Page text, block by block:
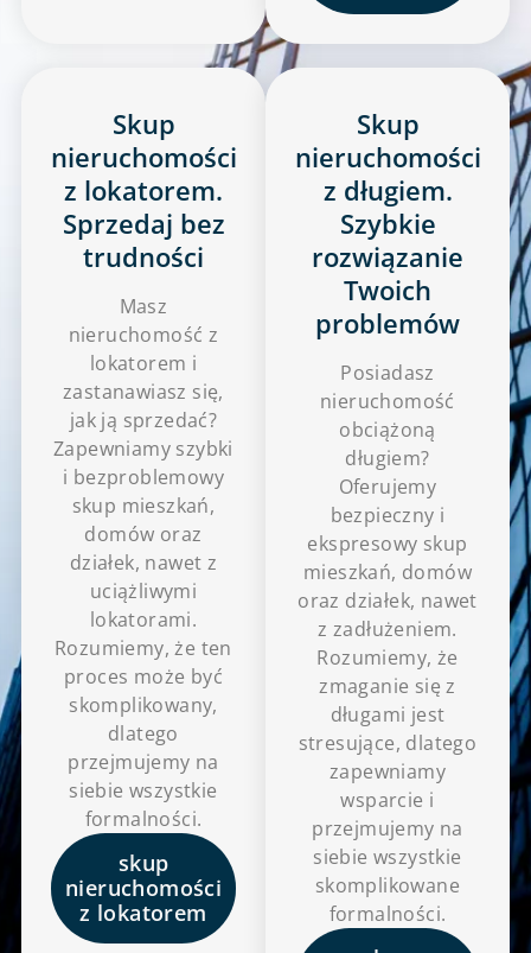
Skup
nieruchomości
z lokatorem.
Sprzedaj bez
trudności
Masz
nieruchomość z
lokatorem i
zastanawiasz się,
jak ją sprzedać?
Zapewniamy szybki
i bezproblemowy
skup mieszkań,
domów oraz
działek, nawet z
uciążliwymi
lokatorami.
Rozumiemy, że ten
proces może być
skomplikowany,
dlatego
przejmujemy na
siebie wszystkie
formalności.
skup
nieruchomości
z lokatorem
Skup
nieruchomości
z długiem.
Szybkie
rozwiązanie
Twoich
problemów
Posiadasz
nieruchomość
obciążoną
długiem?
Oferujemy
bezpieczny i
ekspresowy skup
mieszkań, domów
oraz działek, nawet
z zadłużeniem.
Rozumiemy, że
zmaganie się z
długami jest
stresujące, dlatego
zapewniamy
wsparcie i
przejmujemy na
siebie wszystkie
skomplikowane
formalności.